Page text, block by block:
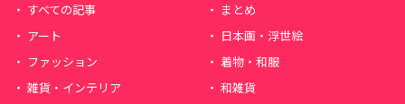
すべての記事
まとめ
アート
日本画・浮世絵
ファッション
着物・和服
雑貨・インテリア
和雑貨